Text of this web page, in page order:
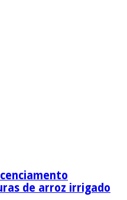
de arroz irrigado